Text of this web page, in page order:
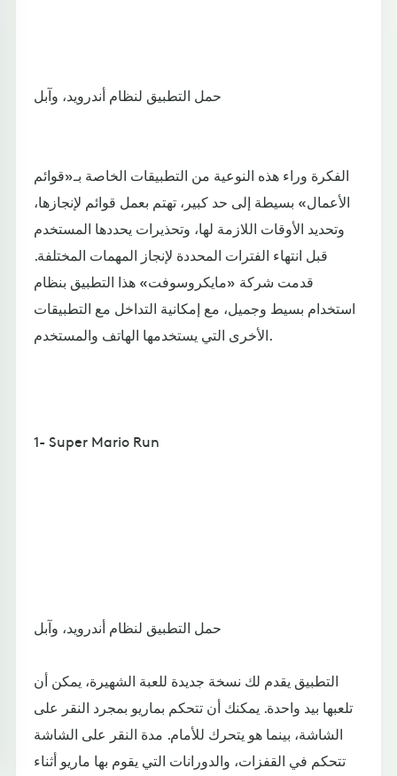
حمل التطبيق لنظام أندرويد، وآبل
الفكرة وراء هذه النوعية من التطبيقات الخاصة بـ«قوائم
الأعمال» بسيطة إلى حد كبير، تهتم بعمل قوائم لإنجازها،
وتحديد الأوقات اللازمة لها، وتحذيرات يحددها المستخدم
قبل انتهاء الفترات المحددة لإنجاز المهمات المختلفة.
قدمت شركة «مايكروسوفت» هذا التطبيق بنظام
استخدام بسيط وجميل، مع إمكانية التداخل مع التطبيقات
الأخرى التي يستخدمها الهاتف والمستخدم.
1- Super Mario Run
حمل التطبيق لنظام أندرويد، وآبل
التطبيق يقدم لك نسخة جديدة للعبة الشهيرة، يمكن أن
تلعبها بيد واحدة. يمكنك أن تتحكم بماريو بمجرد النقر على
الشاشة، بينما هو يتحرك للأمام. مدة النقر على الشاشة
تتحكم في القفزات، والدورانات التي يقوم بها ماريو أثناء